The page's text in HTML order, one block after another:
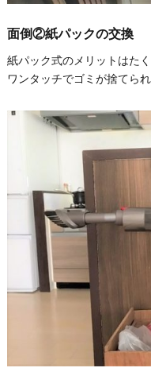
面倒②紙パックの交換
紙パック式のメリットはた
ワンタッチでゴミが捨てら